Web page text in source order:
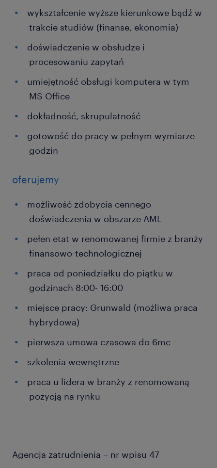
wykształcenie wyższe kierunkowe bądź w
trakcie studiów (finanse, ekonomia)
doświadczenie w obsłudze i
procesowaniu zapytań
umiejętność obsługi komputera w tym
MS Office
dokładność, skrupulatność
gotowość do pracy w pełnym wymiarze
godzin
oferujemy
możliwość zdobycia cennego
doświadczenia w obszarze AML
pełen etat w renomowanej firmie z branży
finansowo-technologicznej
praca od poniedziałku do piątku w
godzinach 8:00- 16:00
miejsce pracy: Grunwald (możliwa praca
hybrydowa)
pierwsza umowa czasowa do 6mc
szkolenia wewnętrzne
praca u lidera w branży z renomowaną
pozycją na rynku
Agencja zatrudnienia – nr wpisu 47